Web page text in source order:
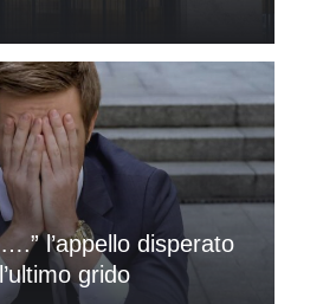
l’appello disperato
grido